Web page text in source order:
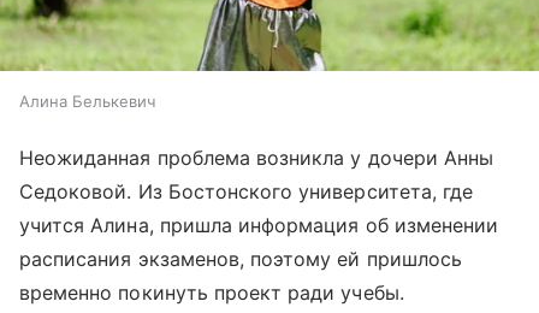
Алина Белькевич
Неожиданная проблема возникла у дочери Анны
Седоковой. Из Бостонского университета, где
учится Алина, пришла информация об изменении
расписания экзаменов, поэтому ей пришлось
временно покинуть проект ради учебы.